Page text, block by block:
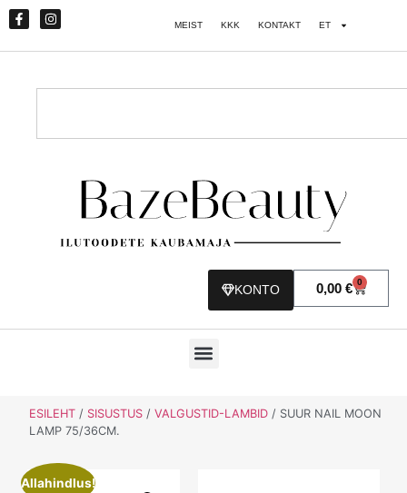
MEIST KKK KONTAKT ET
0,00 € 0
KONTO
ESILEHT / SISUSTUS / VALGUSTID-LAMBID / SUUR NAIL MOON
LAMP 75/36CM.
Allahindlus!